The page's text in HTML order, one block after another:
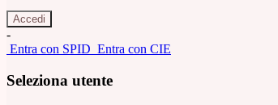
-
Entra con SPID Entra con CIE
Seleziona utente